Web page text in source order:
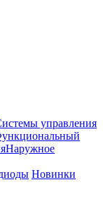
управления
Наружное
Новинки